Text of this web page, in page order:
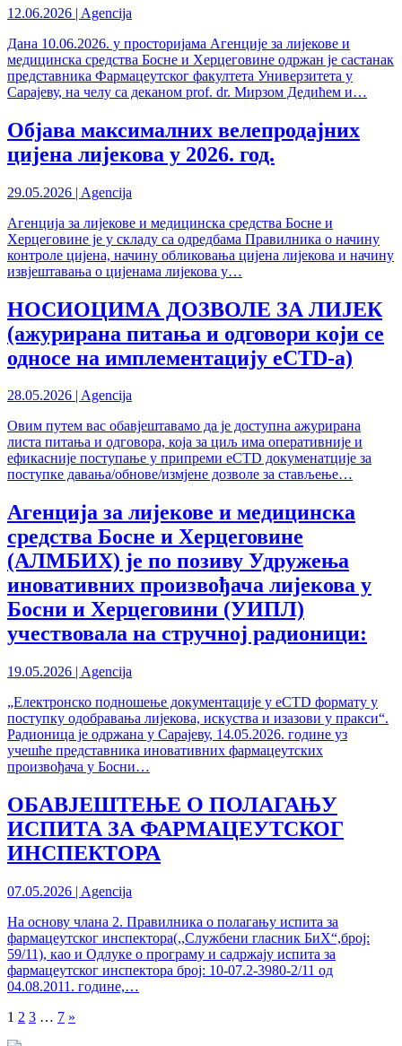
12.06.2026 | Agencija
Дана 10.06.2026. у просторијама Агенције за лијекове и
медицинска средства Босне и Херцеговине одржан је састанак
представника Фармацеутског факултета Универзитета у
Сарајеву, на челу са деканом prof. dr. Мирзом Дедићем и…
Објава максималних велепродајних
цијена лијекова у 2026. год.
29.05.2026 | Agencija
Агенција за лијекове и медицинска средства Босне и
Херцеговине је у складу са одредбама Правилника о начину
контроле цијена, начину обликовања цијена лијекова и начину
извјештавања о цијенама лијекова у…
НОСИОЦИМА ДОЗВОЛЕ ЗА ЛИЈЕК
(ажурирана питања и одговори који се
односе на имплементацију еCTD-а)
28.05.2026 | Agencija
Овим путем вас обавјештавамо да је доступна ажурирана
листа питања и одговора, која за циљ има оперативније и
ефикасније поступање у припреми еCTD докуменатције за
поступке давања/обнове/измјене дозволе за стављење…
Агенција за лијекове и медицинска
средства Босне и Херцеговине
(АЛМБИХ) је по позиву Удружења
иновативних произвођача лијекова у
Босни и Херцеговини (УИПЛ)
учествовала на стручној радионици:
19.05.2026 | Agencija
„Електронско подношење документације у eCTD формату у
поступку одобравања лијекова, искуства и изазови у пракси“.
Радионица је одржана у Сарајеву, 14.05.2026. године уз
учешће представника иновативних фармацеутских
произвођача у Босни…
ОБАВЈЕШТЕЊЕ О ПОЛАГАЊУ
ИСПИТА ЗА ФАРМАЦЕУТСКОГ
ИНСПЕКТОРА
07.05.2026 | Agencija
На основу члана 2. Правилника о полагању испита за
фармацеутског инспектора(,,Службени гласник БиХ“,број:
59/11), као и Одлуке о програму и садржају испита за
фармацеутског инспектора број: 10-07.2-3980-2/11 од
04.08.2011. године,…
1 2 3 … 7 »